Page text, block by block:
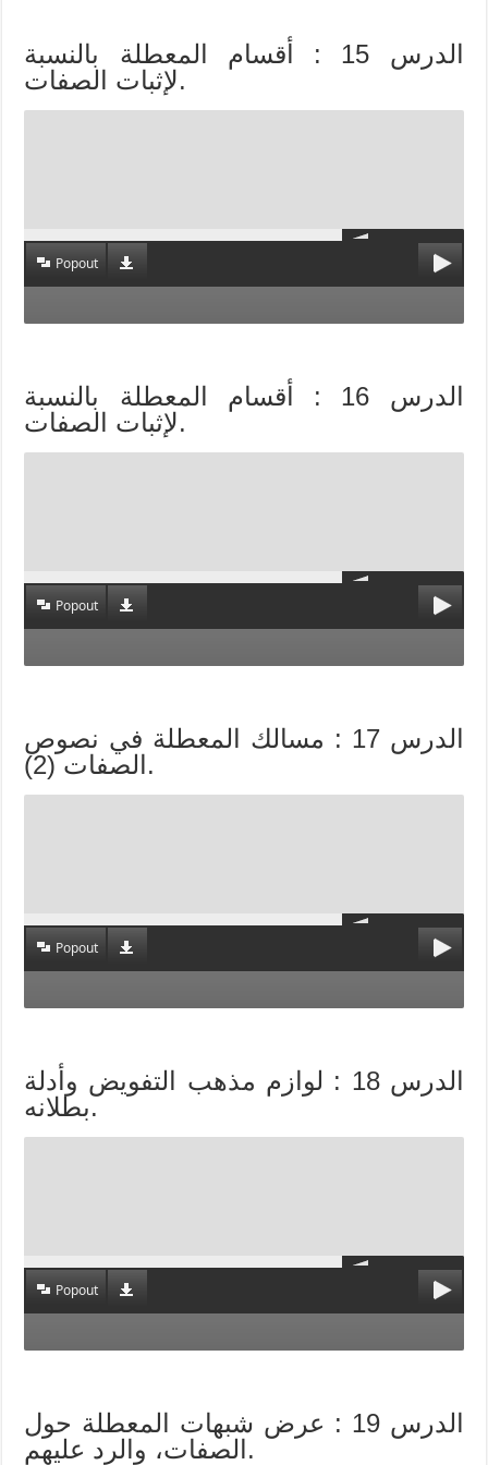
الدرس 15 : أقسام المعطلة بالنسبة
لإثبات الصفات.
Popout
الدرس 16 : أقسام المعطلة بالنسبة
لإثبات الصفات.
Popout
الدرس 17 : مسالك المعطلة في نصوص
الصفات (2).
Popout
الدرس 18 : لوازم مذهب التفويض وأدلة
بطلانه.
Popout
الدرس 19 : عرض شبهات المعطلة حول
الصفات، والرد عليهم.